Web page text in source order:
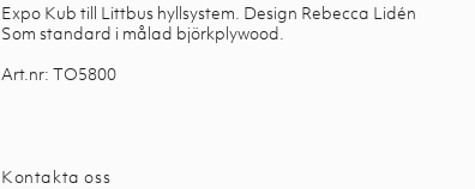
Expo Kub till Littbus hyllsystem. Design Rebecca Lidén
Som standard i målad björkplywood.
Art.nr: TO5800
Kontakta oss